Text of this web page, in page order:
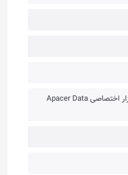
• با استفاده از نرم افزار اختصاصی Apacer Data